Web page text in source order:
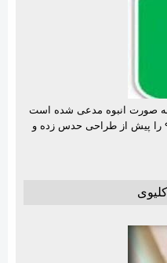
صورت انبوه مدعی شده است
که می‌تواند سؤالات احتمالی وکالت ۹۷ را پیش از طراحی حدس زده و